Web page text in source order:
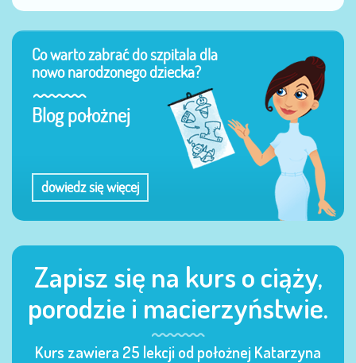
Co warto zabrać do szpitala dla
nowo narodzonego dziecka?
Blog położnej
dowiedz się więcej
Zapisz się na kurs o ciąży,
porodzie i macierzyństwie.
Kurs zawiera 25 lekcji od położnej Katarzyna